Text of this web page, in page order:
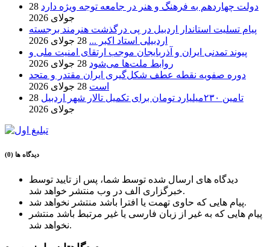
دولت چهاردهم به فرهنگ و هنر در جامعه توجه ویژه دارد 28
جولای 2026
پیام تسلیت استاندار اردبیل در پی درگذشت هنرمند برجسته
اردبیلی استاد اکبر ... 28 جولای 2026
پیوند تمدنی ایران و آذربایجان موجب ارتقای امنیت ملی و
روابط ملت‌ها می‌شود 28 جولای 2026
دوره صفویه نقطه عطف شکل‌گیری ایران مقتدر و متحد
است 28 جولای 2026
تامین ۲۳۰میلیارد تومان برای تکمیل تالار شهر اردبیل
28
جولای 2026
دیدگاه ها (0)
دیدگاه های ارسال شده توسط شما، پس از تایید توسط
خبرگزاری الف در وب منتشر خواهد شد.
پیام هایی که حاوی تهمت یا افترا باشد منتشر نخواهد شد.
پیام هایی که به غیر از زبان فارسی یا غیر مرتبط باشد منتشر
نخواهد شد.